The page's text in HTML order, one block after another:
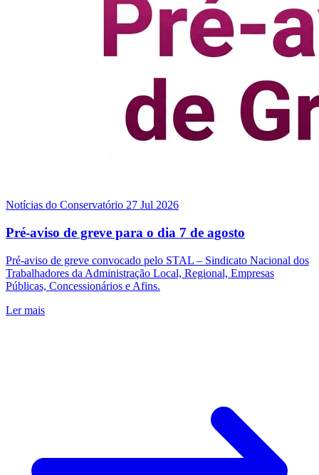
Notícias do Conservatório 27 Jul 2026
Pré-aviso de greve para o dia 7 de agosto
Pré-aviso de greve convocado pelo STAL – Sindicato Nacional dos
Trabalhadores da Administração Local, Regional, Empresas
Públicas, Concessionários e Afins.
Ler mais